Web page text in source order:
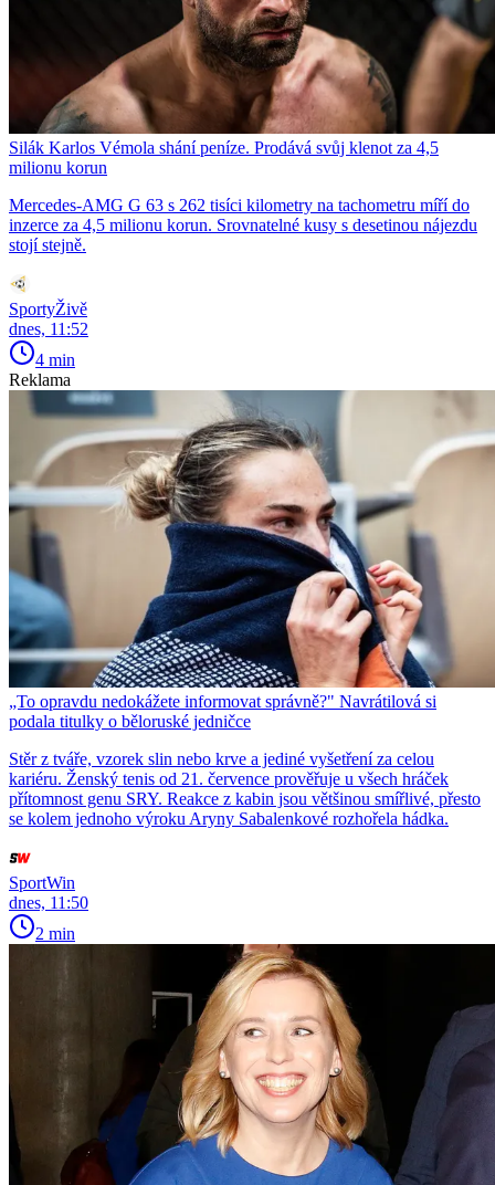
Silák Karlos Vémola shání peníze. Prodává svůj klenot za 4,5
milionu korun
Mercedes-AMG G 63 s 262 tisíci kilometry na tachometru míří do
inzerce za 4,5 milionu korun. Srovnatelné kusy s desetinou nájezdu
stojí stejně.
SportyŽivě
dnes, 11:52
4 min
Reklama
„To opravdu nedokážete informovat správně?" Navrátilová si
podala titulky o běloruské jedničce
Stěr z tváře, vzorek slin nebo krve a jediné vyšetření za celou
kariéru. Ženský tenis od 21. července prověřuje u všech hráček
přítomnost genu SRY. Reakce z kabin jsou většinou smířlivé, přesto
se kolem jednoho výroku Aryny Sabalenkové rozhořela hádka.
SportWin
dnes, 11:50
2 min